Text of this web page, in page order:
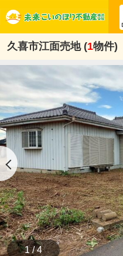
久喜市江面売地 (1物件)
1 / 4